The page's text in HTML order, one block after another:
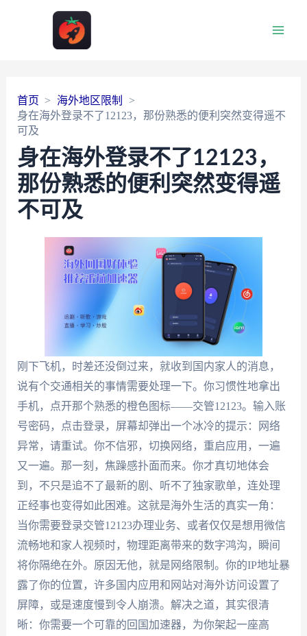
首页
海外地区限制
身在海外登录不了12123，那份熟悉的便利突然变得遥不
可及
身在海外登录不了12123，
那份熟悉的便利突然变得遥
不可及
刚下飞机，时差还没倒过来，就收到国内家人的消息，
说有个交通相关的事情需要处理一下。你习惯性地拿出
手机，点开那个熟悉的橙色图标——交管12123。输入账
号密码，点击登录，屏幕却弹出一个冰冷的提示：网络
异常，请重试。你不信邪，切换网络，重启应用，一遍
又一遍。那一刻，焦躁感扑面而来。你才真切地体会
到，不只是追不了最新的剧、听不了独家歌单，连处理
正经事也变得如此困难。这就是海外生活的真实一角：
当你需要登录交管12123办理业务、或者仅仅是想用微信
流畅地和家人视频时，物理距离带来的数字鸿沟，瞬间
将你隔绝在外。原因无他，就是网络限制。你的IP地址暴
露了你的位置，许多国内应用和网站对海外访问设置了
屏障，或是速度慢到令人崩溃。解决之道，其实很清
晰：你需要一个可靠的回国加速器，为你架起一座高